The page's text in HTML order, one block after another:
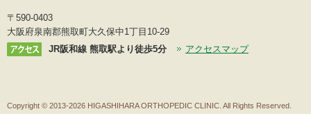
〒590-0403
大阪府泉南郡熊取町大久保中1丁目10-29
JR阪和線 熊取駅より徒歩5分
アクセスマップ
Copyright © 2013-2026 HIGASHIHARA ORTHOPEDIC CLINIC. All Rights Reserved.